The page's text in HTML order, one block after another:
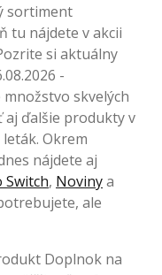
sortiment
tu nájdete v akcii
si aktuálny
-
množstvo skvelých
aj ďalšie produkty v
Okrem
nájdete aj
Switch, Novinya
ale
Doplnok na